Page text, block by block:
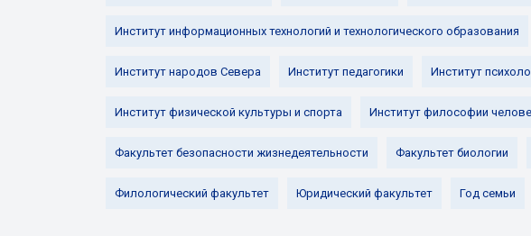
Институт информационных технологий и технологического образования
Институт народов Севера Институт педагогики Институт
Институт физической культуры и спорта Институт философии
Факультет безопасности жизнедеятельности Факультет биологии
Филологический факультет Юридический факультет Год семьи